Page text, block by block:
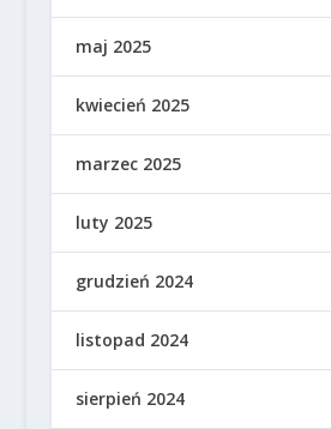
maj 2025
kwiecień 2025
marzec 2025
luty 2025
grudzień 2024
listopad 2024
sierpień 2024